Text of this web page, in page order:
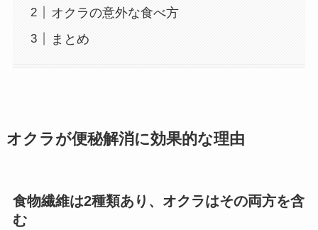
オクラの意外な食べ方
まとめ
オクラが便秘解消に効果的な理由
食物繊維は2種類あり、オクラはその両方を含
む